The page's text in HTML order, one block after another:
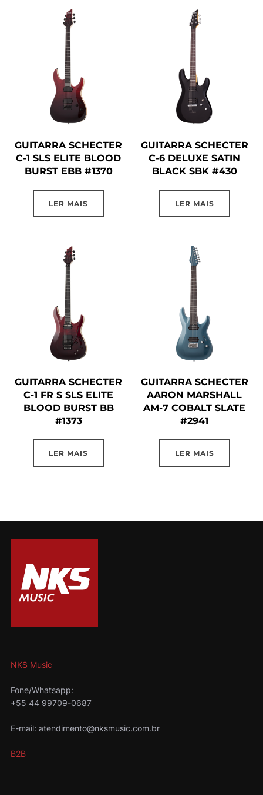
GUITARRA SCHECTER
C-1 SLS ELITE BLOOD
BURST EBB #1370
LER MAIS
GUITARRA SCHECTER
C-6 DELUXE SATIN
BLACK SBK #430
LER MAIS
GUITARRA SCHECTER
C-1 FR S SLS ELITE
BLOOD BURST BB
#1373
LER MAIS
GUITARRA SCHECTER
AARON MARSHALL
AM-7 COBALT SLATE
#2941
LER MAIS
NKS Music
Fone/Whatsapp:
+55 44 99709-0687
E-mail: atendimento@nksmusic.com.br
B2B